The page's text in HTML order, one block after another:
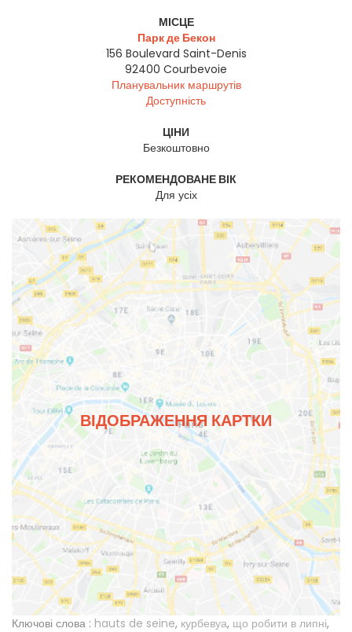
МІСЦЕ
Парк де Бекон
156 Boulevard Saint-Denis
92400 Courbevoie
Планувальник маршрутів
Доступність
ЦІНИ
Безкоштовно
РЕКОМЕНДОВАНЕ ВІК
Для усіх
ВІДОБРАЖЕННЯ КАРТКИ
Ключові слова : hauts de seine, курбевуа, що робити в липні,